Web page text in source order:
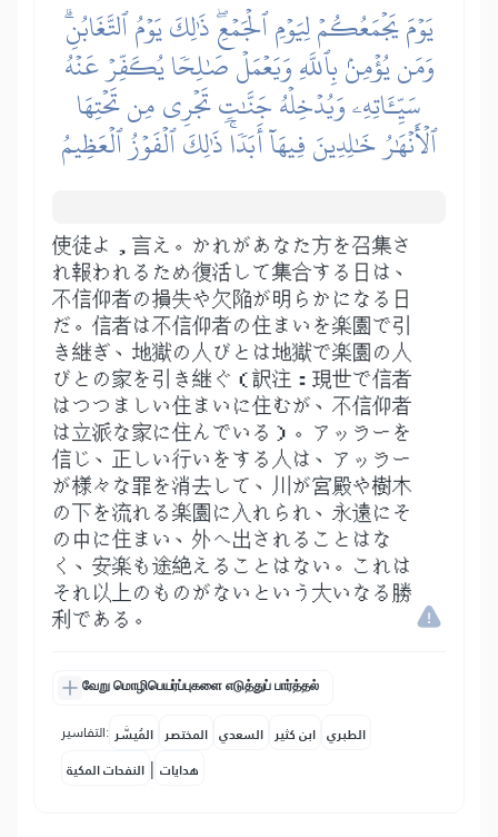
يَوۡمَ يَجۡمَعُكُمۡ لِيَوۡمِ ٱلۡجَمۡعِۖ ذَٰلِكَ يَوۡمُ ٱلتَّغَابُنِۗ
وَمَن يُؤۡمِنۢ بِٱللَّهِ وَيَعۡمَلۡ صَٰلِحٗا يُكَفِّرۡ عَنۡهُ
سَيِّـَٔاتِهِۦ وَيُدۡخِلۡهُ جَنَّٰتٖ تَجۡرِي مِن تَحۡتِهَا
ٱلۡأَنۡهَٰرُ خَٰلِدِينَ فِيهَآ أَبَدٗاۚ ذَٰلِكَ ٱلۡفَوۡزُ ٱلۡعَظِيمُ
使徒よ，言え。かれがあなた方を召集さ
れ報われるため復活して集合する日は、
不信仰者の損失や欠陥が明らかになる日
だ。信者は不信仰者の住まいを楽園で引
き継ぎ、地獄の人びとは地獄で楽園の人
びとの家を引き継ぐ（訳注：現世で信者
はつつましい住まいに住むが、不信仰者
は立派な家に住んでいる）。アッラーを
信じ、正しい行いをする人は、アッラー
が様々な罪を消去して、川が宮殿や樹木
の下を流れる楽園に入れられ、永遠にそ
の中に住まい、外へ出されることはな
く、安楽も途絶えることはない。これは
それ以上のものがないという大いなる勝
利である。
வேறு மொழிபெயர்ப்புகளை எடுத்துப் பார்த்தல்
التفاسير: المُيسَّر المختصر السعدي ابن كثير الطبري
النفحات المكية | هدايات